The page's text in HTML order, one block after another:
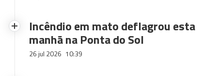
Incêndio em mato deflagrou esta
manhã na Ponta do Sol
26 jul 2026 10:39